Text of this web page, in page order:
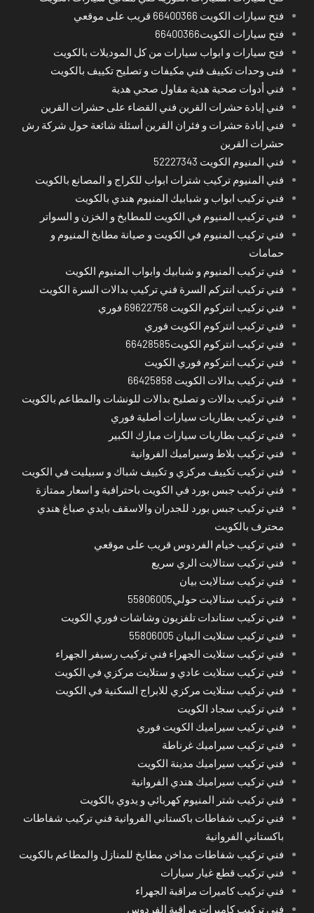
فتح سيارات الكويت 66400366 قريب على موقعي
فتح سيارات الكويت66400366
فتح سيارات و ابواب سيارات من كل الموديلات بالكويت
فنى وحدات تكييف فني مكيفات و تصليح تكييف بالكويت
فني أدوات صحية هدية مقاول صحي هدية
فني إبادة حشرات القرين فني القضاء على حشرات القرين
فني إبادة حشرات و فئران القرين أسئلة شائعة حول شركة رش
حشرات القرين
فني المنيوم الكويت 52227343
فني المنيوم تركيب شترات ابواب للكراج و المصانع بالكويت
فني تركيب ابواب و شبابيك المنيوم هندي بالكويت
فني تركيب المنيوم في الكويت للمطابخ و الخزن و السواتر
فني تركيب المنيوم في الكويت و صيانة مطابخ المنيوم و
حمامات
فني تركيب المنيوم و شبابيك وابواب المنيوم الكويت
فني تركيب انتركم السرة فني تركيب بدالات السرة الكويت
فني تركيب انتركوم الكويت 69622758 فوري
فني تركيب انتركوم الكويت فوري
فني تركيب انتركوم الكويت66428585
فني تركيب انتركوم فوري الكويت
فني تركيب بدالات الكويت 66425858
فني تركيب بدالات و تصليح بدالات للونشات والمطاعم بالكويت
فني تركيب بطاريات سيارات أصلية فوري
فني تركيب بطاريات سيارات مبارك الكبير
فني تركيب بلاط وسيراميك الفروانية
فني تركيب تكييف مركزي و تكييف شباك و سبيليت في الكويت
فني تركيب جبس بورد في الكويت باحترافية و اسعار ممتازة
فني تركيب جبس بورد للجدران والاسقف بايدي صباغ هندي
محترف بالكويت
فني تركيب خيام الفردوس قريب على موقعي
فني تركيب ستالايت الري سريع
فني تركيب ستالايت بيان
فني تركيب ستالايت حولي55806005
فني تركيب ستاندات تلفزيون وشاشات فوري الكويت
فني تركيب ستلايت البيان 55806005
فني تركيب ستلايت الجهراء فني تركيب رسيفر الجهراء
فني تركيب ستلايت عادي و ستلايت مركزي في الكويت
فني تركيب ستلايت مركزي للابراج السكنية في الكويت
فني تركيب سجاد الكويت
فني تركيب سيراميك الكويت فوري
فني تركيب سيراميك غرناطة
فني تركيب سيراميك مدينة الكويت
فني تركيب سيراميك هندي الفروانية
فني تركيب شتر المنيوم كهربائي و يدوي بالكويت
فني تركيب شفاطات باكستاني الفروانية فني تركيب شفاطات
باكستاني الفروانية
فني تركيب شفاطات مداخن مطابخ للمنازل والمطاعم بالكويت
فني تركيب قطع غيار سيارات
فني تركيب كاميرات مراقبة الجهراء
فني تركيب كاميرات مراقبة الفردوس